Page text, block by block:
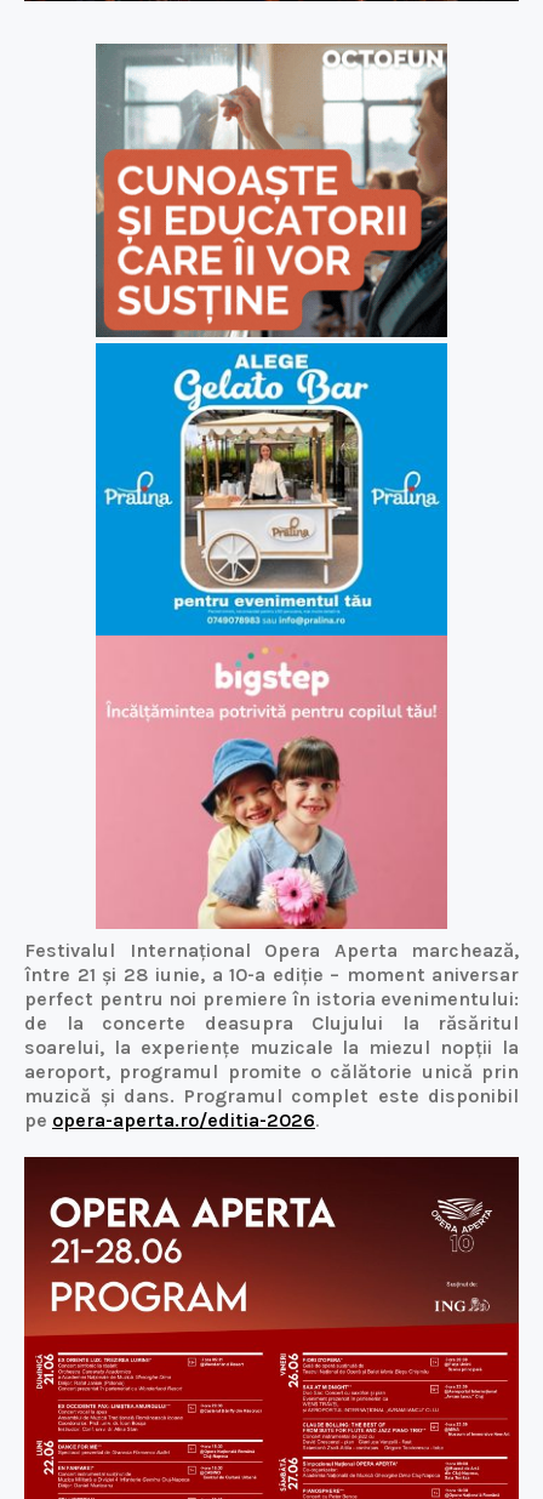
Festivalul Internațional Opera Aperta marchează,
între 21 și 28 iunie, a 10-a ediție – moment aniversar
perfect pentru noi premiere în istoria evenimentului:
de la concerte deasupra Clujului la răsăritul
soarelui, la experiențe muzicale la miezul nopții la
aeroport, programul promite o călătorie unică prin
muzică și dans. Programul complet este disponibil
pe opera-aperta.ro/editia-2026.